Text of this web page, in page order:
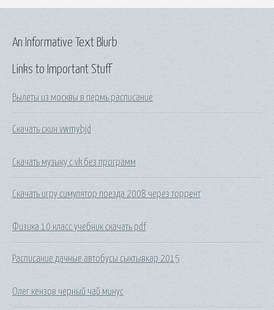
Links to Important Stuff
Вылеты из москвы в пермь расписание
Скачать скин vwmybjd
Скачать музыку с vk без программ
Скачать игру симулятор поезда 2008 через торрент
Физика 10 класс учебник скачать pdf
Расписание дачные автобусы сыктывкар 2015
Олег кензов черный чай минус
An Informative Text Blurb